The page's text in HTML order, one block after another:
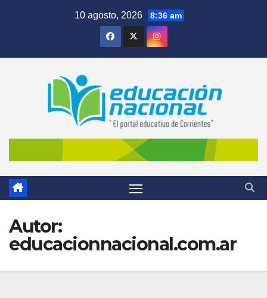
10 agosto, 2026 8:36 am
Autor:
educacionnacional.com.ar